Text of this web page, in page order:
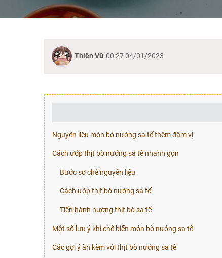
Thiên Vũ 00:27 04/01/2023
Nguyên liệu món bò nướng sa tế thêm đậm vị
Cách ướp thịt bò nướng sa tế nhanh gọn
Bước sơ chế nguyên liệu
Cách ướp thịt bò nướng sa tế
Tiến hành nướng thịt bò sa tế
Một số lưu ý khi chế biến món bò nướng sa tế
Các gợi ý ăn kèm với thịt bò nướng sa tế